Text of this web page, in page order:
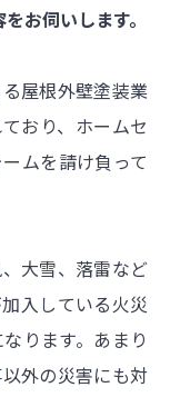
お伺いします。
屋根外壁塗装業
おり、ホームセ
ムを請け負って
大雪、落雷など
入している火災
ります。あまり
外の災害にも対